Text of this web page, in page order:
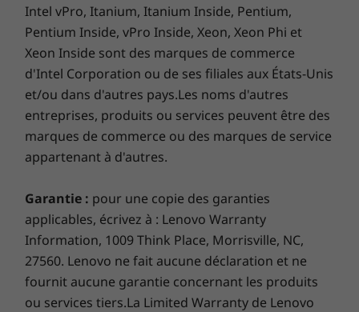
Logiciel Préinstallé
Dropbox
Lenovo Smart Storage
Lenovo Vantage
Ce qui est dans la boîte
Tour Lenovo IdeaCentre 9e génération (8 L, Intel)
Jusqu'à 260 W Unité de bloc d'alimentation
Les spécifications peuvent varier selon la région / le modèle.
Intel vPro, Itanium, Itanium Inside, Pentium,
Pentium Inside, vPro Inside, Xeon, Xeon Phi et
Xeon Inside sont des marques de commerce
d'Intel Corporation ou de ses filiales aux États-Unis
et/ou dans d'autres pays.Les noms d'autres
entreprises, produits ou services peuvent être des
marques de commerce ou des marques de service
appartenant à d'autres.
Garantie : pour une copie des garanties
applicables, écrivez à : Lenovo Warranty
Information, 1009 Think Place, Morrisville, NC,
27560. Lenovo ne fait aucune déclaration et ne
fournit aucune garantie concernant les produits
ou services tiers.La Limited Warranty de Lenovo